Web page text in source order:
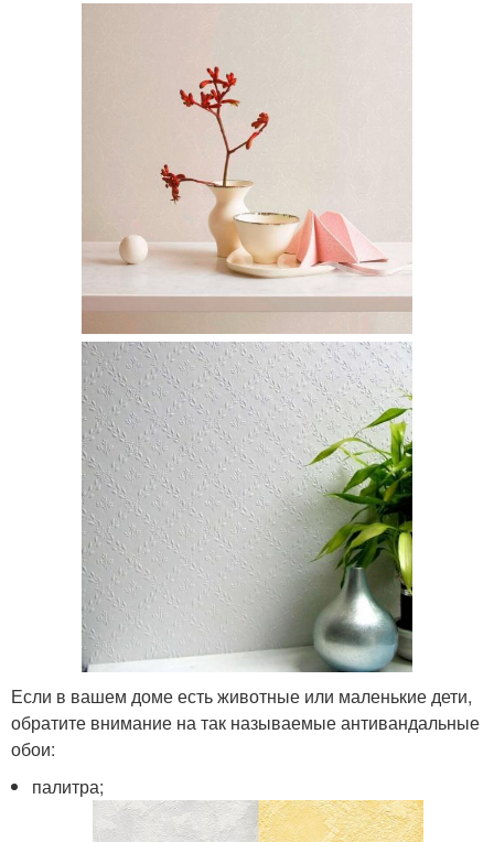
Если в вашем доме есть животные или маленькие дети,
обратите внимание на так называемые антивандальные
обои:
палитра;